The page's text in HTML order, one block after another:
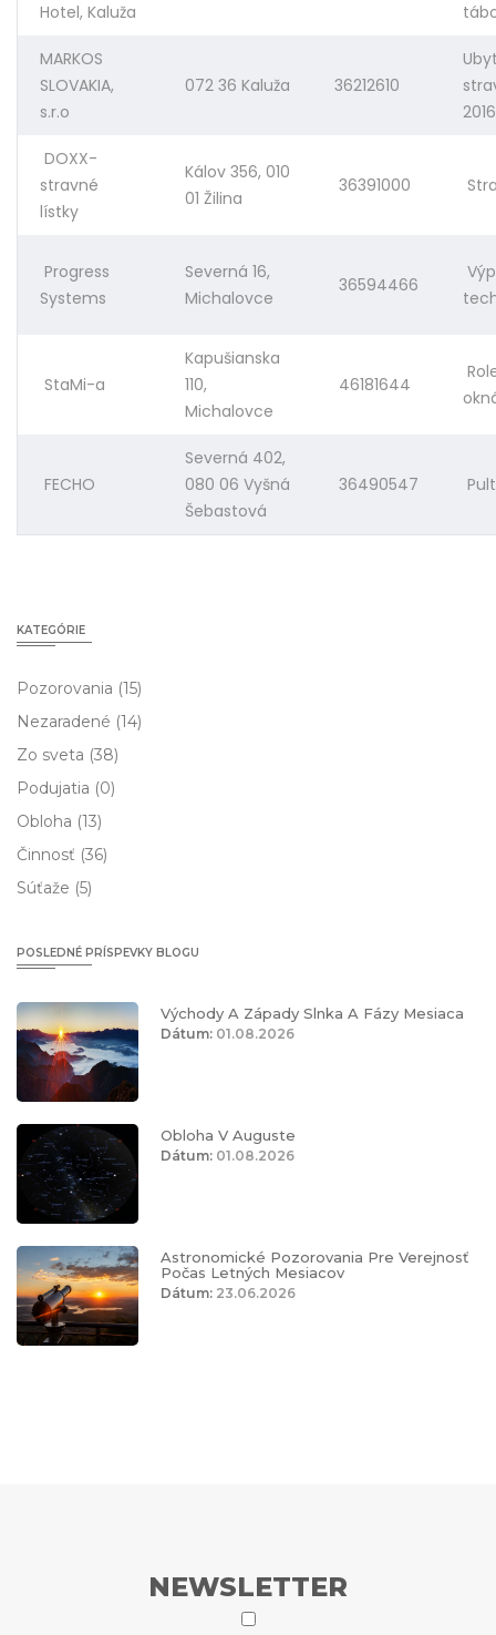
Hotel, Kaluža
MARKOS
SLOVAKIA,
s.r.o
072 36 Kaluža 36212610
2016
DOXX-
stravné
lístky
Kálov 356, 010
01 Žilina
36391000
Progress
Systems
Severná 16,
Michalovce
36594466
StaMi-a
Kapušianska
110,
Michalovce
46181644
FECHO
Severná 402,
080 06 Vyšná
Šebastová
36490547
KATEGÓRIE
Pozorovania (15)
Nezaradené (14)
Zo sveta (38)
Podujatia (0)
Obloha (13)
Činnosť (36)
Súťaže (5)
POSLEDNÉ PRÍSPEVKY BLOGU
Východy A Západy Slnka A Fázy Mesiaca
Dátum: 01.08.2026
Obloha V Auguste
Dátum: 01.08.2026
Astronomické Pozorovania Pre Verejnosť
Počas Letných Mesiacov
Dátum: 23.06.2026
NEWSLETTER